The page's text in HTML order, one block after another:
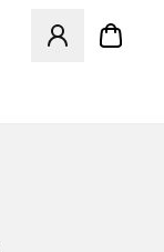
Öffnet ein